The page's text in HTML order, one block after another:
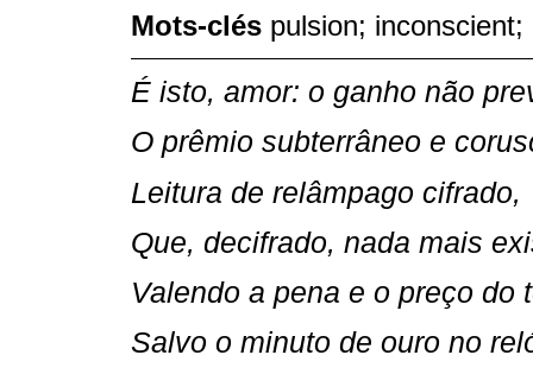
Mots-clés pulsion;
É isto, amor: o ganho não
O prêmio subterrâneo e
Leitura de relâmpago cifrado,
Que, decifrado, nada mais
Valendo a pena e o preço do
Salvo o minuto de ouro no